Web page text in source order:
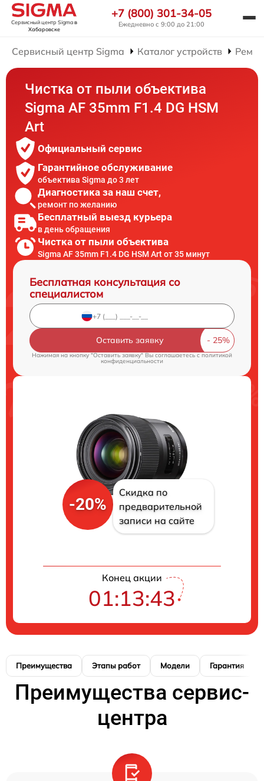
Сервисный центр Sigmaв
Хабаровске
+7 (800) 301-34-05
Ежедневно с 9:00 до 21:00
Сервисный центр Sigma Каталог устройств
Чистка от пыли объектива
Sigma AF 35mm F1.4 DG HSM
Art
Официальный сервис
Гарантийное обслуживание
объектива Sigma до 3 лет
Диагностика за наш счет,
ремонт по желанию
Бесплатный выезд курьера
в день обращения
Чистка от пыли объектива
Sigma AF 35mm F1.4 DG HSM Art от 35 минут
Бесплатная консультация со
специалистом
Оставить заявку
Нажимая на кнопку "Оставить заявку" Вы соглашаетесь c политикой
конфиденциальности
-20%
Скидка по
предварительной
записи на сайте
Конец акции
01:13:42
Преимущества Этапы работ Модели Гарантия
Преимущества сервис-
центра